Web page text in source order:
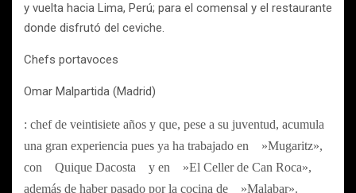
y vuelta hacia Lima, Perú; para el comensal y el restaurante
donde disfrutó del ceviche.
Chefs portavoces
Omar Malpartida (Madrid)
: chef de veintisiete años y que, pese a su juventud, acumula
una gran experiencia pues ya ha trabajado en »Mugaritz»,
con Quique Dacosta y en »El Celler de Can Roca»,
además de haber pasado por la cocina de »Malabar».